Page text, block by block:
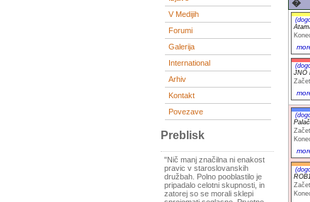
V Medijih
Forumi
Galerija
International
Arhiv
Kontakt
Povezave
Preblisk
"Nič manj značilna ni enakost
pravic v staroslovanskih
družbah. Polno pooblastilo je
pripadalo celotni skupnosti, in
zatorej so se morali sklepi
�
JNO